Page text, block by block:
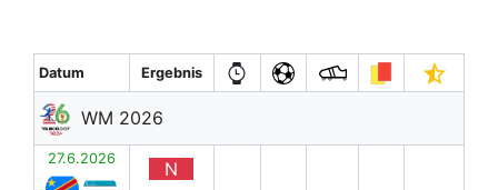
Datum Ergebnis
WM 2026
27.6.2026 N